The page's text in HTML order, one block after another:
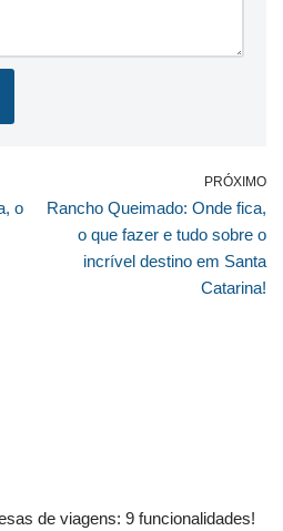
o
PRÓXIMO
Rancho Queimado: Onde fica,
o que fazer e tudo sobre o
incrível destino em Santa
Catarina!
de viagens: 9 funcionalidades!